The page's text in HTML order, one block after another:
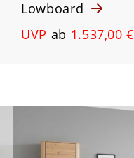
Lowboard
UVP ab 1.537,00 €